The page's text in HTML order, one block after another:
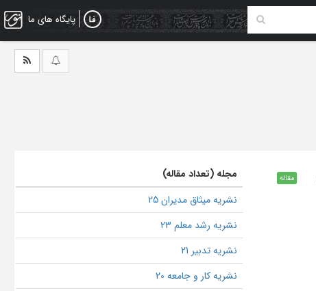
پایگاه های ما
مقاله
مجله (تعداد مقاله)
نشریه میثاق مدیران 25
نشریه رشد معلم 23
نشریه تدبیر 21
نشریه کار و جامعه 20